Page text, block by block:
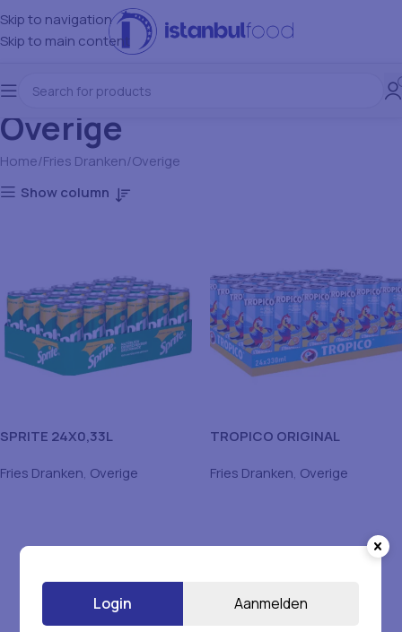
Skip to navigation
Skip to main content
Overige
Home Fries Dranken Overige
Show column
SPRITE 24X0,33L
Fries Dranken, Overige
TROPICO ORIGINAL
Fries Dranken, Overige
Login Aanmelden